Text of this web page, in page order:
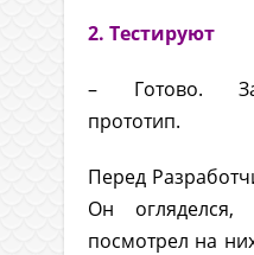
2. Тестируют
– Готово.
прототип.
Перед
Он огляделся,
посмотрел на